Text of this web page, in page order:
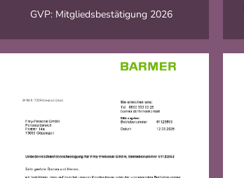
GVP: Mitgliedsbestätigung 2026